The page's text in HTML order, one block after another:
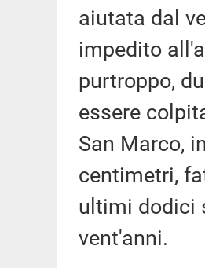
aiutata dal
impedito
purtroppo,
essere
San Marco,
centimetri,
ultimi dodici
vent'anni.